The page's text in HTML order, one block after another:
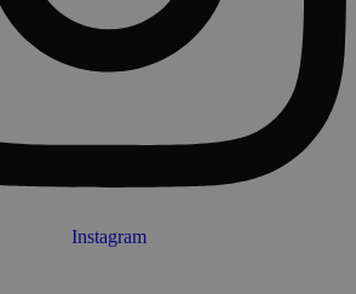
Instagram